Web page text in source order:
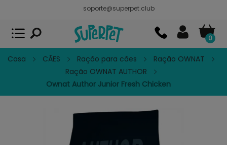
soporte@superpet.club
0
Casa CÃES Ração para cães
Ração OWNAT
Ração OWNAT AUTHOR
Ownat Author Junior Fresh Chicken
Superpet, comida para mascotas
APP GRATIS - En Google Play